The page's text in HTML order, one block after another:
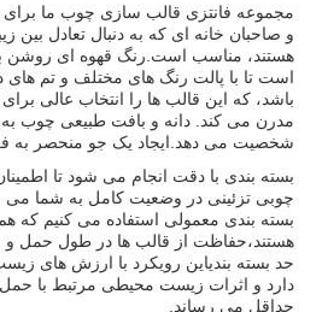
مجموعه فانتزی قالب سازی چوب ما برای
و صاحبان خانه ای که به دنبال تعادل بین
هستند، مناسب است.رنگ قهوه ای روشن به
است تا با پالت رنگ های مختلف و تم های
باشد، که این قالب ها را انتخاب عالی
مدرن می کند. دانه و بافت طبیعی چوب
شخصیت می دهد.ایجاد یک جو منحصر به
بسته بندی با دقت انجام می شود تا
چوبی تزئینی در وضعیت کامل به شما
بسته بندی معمولی استفاده می کنیم که
هستند،حفاظت از قالب ها در طول حمل و
حد بسته بندیاین رویکرد با ارزش های
دارد و اثرات زیست محیطی مرتبط با حمل
حداقل می رساند.